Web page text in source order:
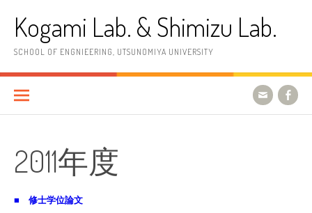
へ
ッ
Kogami Lab. & Shimizu Lab.
SCHOOL OF ENGNIEERING, UTSUNOMIYA UNIVERSITY
2011年度
■ 修士学位論文